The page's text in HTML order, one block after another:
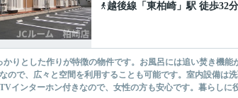
越後線 「 東柏崎 」駅 徒歩32分
かりとした作りが特徴の物件です。お風呂には追い焚き機
ので、広々と空間を利用することも可能です。室内設備は
インターホン付きなので、女性の方も安心です。暮らしに